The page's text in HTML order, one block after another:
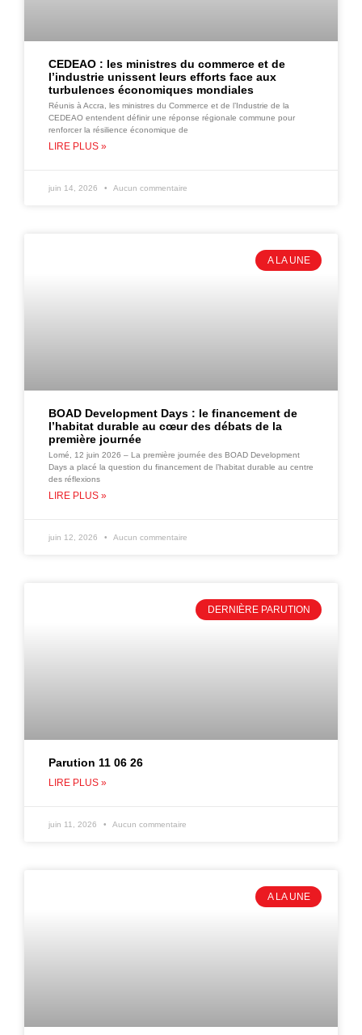
CEDEAO : les ministres du commerce et de
l’industrie unissent leurs efforts face aux
turbulences économiques mondiales
Réunis à Accra, les ministres du Commerce et de l’Industrie de la
CEDEAO entendent définir une réponse régionale commune pour
renforcer la résilience économique de
LIRE PLUS »
juin 14, 2026 Aucun commentaire
A LA UNE
BOAD Development Days : le financement de
l’habitat durable au cœur des débats de la
première journée
Lomé, 12 juin 2026 – La première journée des BOAD Development
Days a placé la question du financement de l’habitat durable au centre
des réflexions
LIRE PLUS »
juin 12, 2026 Aucun commentaire
DERNIÈRE PARUTION
Parution 11 06 26
LIRE PLUS »
juin 11, 2026 Aucun commentaire
A LA UNE